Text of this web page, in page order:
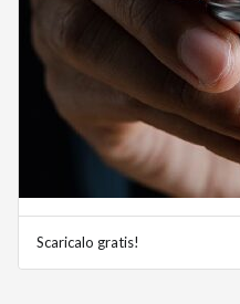
Scaricalo gratis!